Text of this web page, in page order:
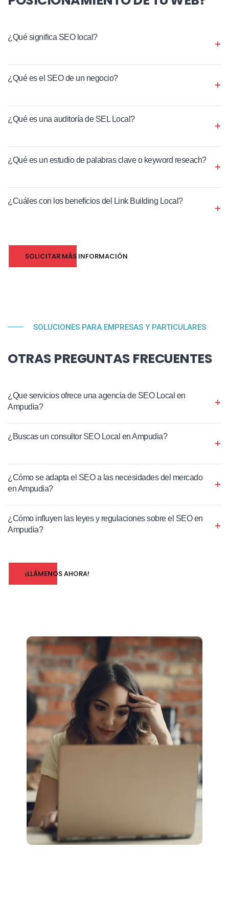
¿Qué significa SEO local?
¿Qué es el SEO de un negocio?
¿Qué es una auditoría de SEL Local?
¿Qué es un estudio de palabras clave o keyword reseach?
¿Cuáles con los beneficios del Link Building Local?
SOLICITAR MÁS INFORMACIÓN
SOLUCIONES PARA EMPRESAS Y PARTICULARES
OTRAS PREGUNTAS FRECUENTES
¿Que servicios ofrece una agencia de SEO Local en
Ampudia?
¿Buscas un consultor SEO Local en Ampudia?
¿Cómo se adapta el SEO a las necesidades del mercado
en Ampudia?
¿Cómo influyen las leyes y regulaciones sobre el SEO en
Ampudia?
¡LLÁMENOS AHORA!